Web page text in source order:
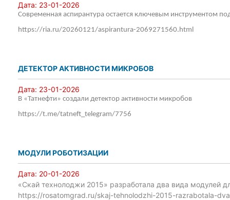
Дата: 23-01-2026
Современная аспирантура остается ключевым инструментом
https://ria.ru/20260121/aspirantura-2069271560.html
ДЕТЕКТОР АКТИВНОСТИ МИКРОБОВ
Дата: 23-01-2026
В «Татнефти» создали детектор активности микробов
https://t.me/tatneft_telegram/7756
МОДУЛИ РОБОТИЗАЦИИ
Дата: 20-01-2026
«Скай технолоджи 2015» разработала два вида модулей
https://rosatomgrad.ru/skaj-tehnolodzhi-2015-razrabotala-